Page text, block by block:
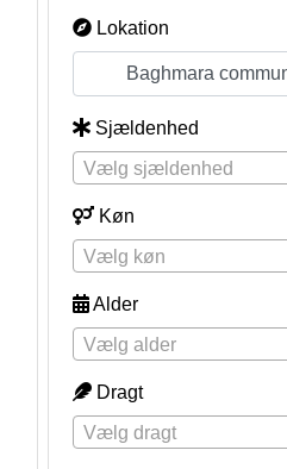
Lokation
Sjældenhed
Vælg sjældenhed
Køn
Vælg køn
Alder
Vælg alder
Dragt
Vælg dragt